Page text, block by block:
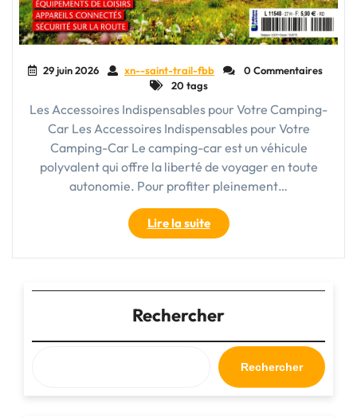
29 juin 2026 xn--saint-trail-fbb
0 Commentaires
20 tags
Les Accessoires Indispensables pour Votre Camping-
Car Les Accessoires Indispensables pour Votre
Camping-Car Le camping-car est un véhicule
polyvalent qui offre la liberté de voyager en toute
autonomie. Pour profiter pleinement…
Lire la suite"Les
Accessoires
Indispensables
Équiper
Votre
Camping-
Car"
Rechercher
Rechercher